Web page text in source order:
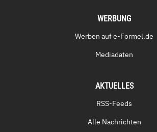
WERBUNG
Werben auf e-Formel.de
Mediadaten
AKTUELLES
RSS-Feeds
Alle Nachrichten